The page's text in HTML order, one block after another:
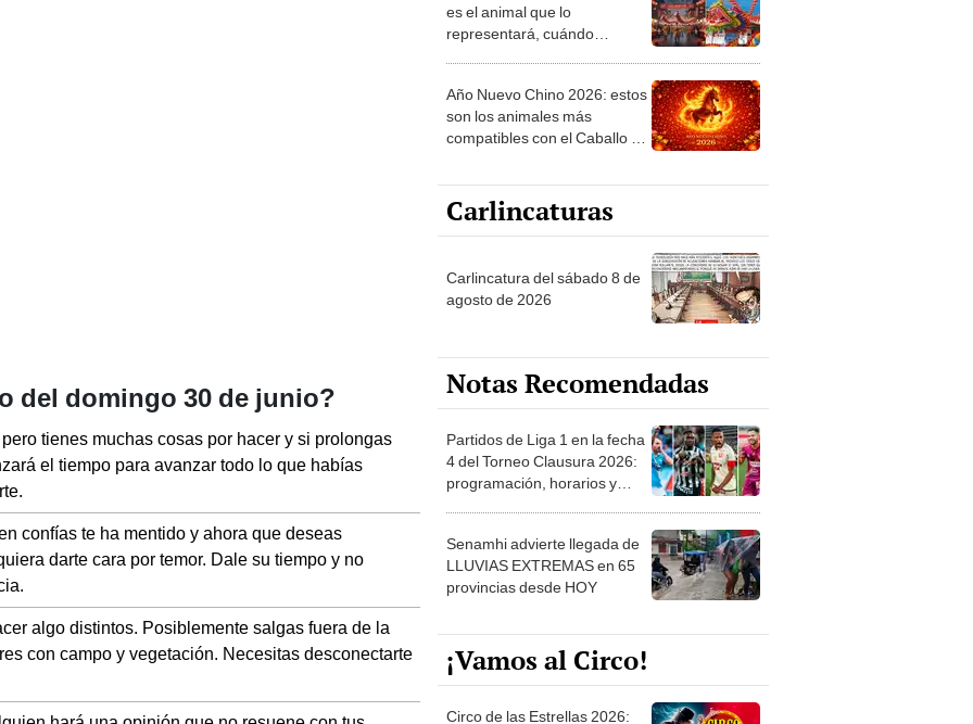
del domingo 30 de junio?
tienes muchas cosas por hacer y si prolongas
el tiempo para avanzar todo lo que habías
confías te ha mentido y ahora que deseas
darte cara por temor. Dale su tiempo y no
algo distintos. Posiblemente salgas fuera de la
con campo y vegetación. Necesitas desconectarte
es el animal que lo
representará, cuándo
Año Nuevo Chino 2026: estos
son los animales más
compatibles con el Caballo de
este año
Carlincaturas
Carlincatura del sábado 8 de
agosto de 2026
Notas Recomendadas
Partidos de Liga 1 en la fecha
4 del Torneo Clausura 2026:
programación, horarios y
Senamhi advierte llegada de
LLUVIAS EXTREMAS en 65
provincias desde HOY
¡Vamos al Circo!
Circo de las Estrellas 2026: